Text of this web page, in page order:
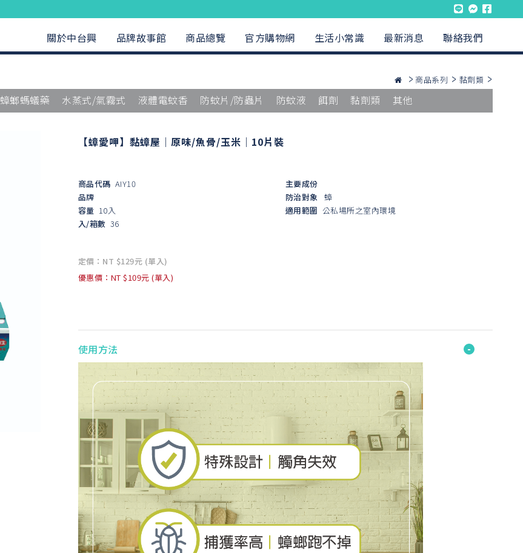
關於中台興 品牌故事館 商品總覽 官方購物網 生活小常識 最新消息 聯絡我們
商品系列 黏劑類
蟑螂螞蟻藥 水蒸式/氣霧式 液體電蚊香 防蚊片/防蟲片 防蚊液 餌劑 黏劑類 其他
【蟑愛呷】黏蟑屋｜原味/魚骨/玉米｜10片裝
商品代碼 AIY10
品牌
容量 10入
入/箱數 36
主要成份
防治對象
蟑
適用範圍 公私場所之室內環境
定價：NT $129元 (單入)
優惠價：NT $109元 (單入)
使用方法